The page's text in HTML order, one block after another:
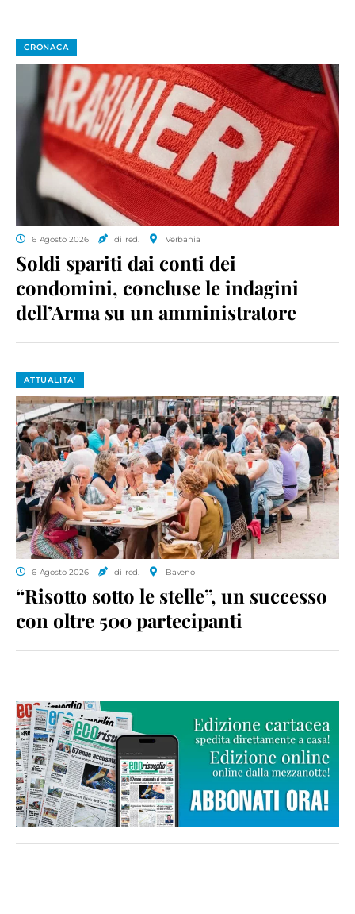
CRONACA
6 Agosto 2026 di red. Verbania
Soldi spariti dai conti dei
condomini, concluse le indagini
dell’Arma su un amministratore
ATTUALITA'
6 Agosto 2026 di red. Baveno
“Risotto sotto le stelle”, un successo
con oltre 500 partecipanti